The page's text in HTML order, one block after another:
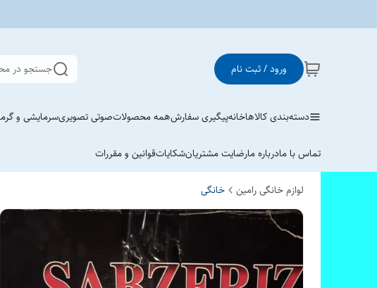
ورود / ثبت نام جستجو در
دسته‌بندی کالاهاخانهپیگیری سفارشهمه محصولاتصوتی تصویریسرمایشی و
تماس با مادرباره مارضایت مشتریانشکایاتقوانین و مقررات
لوازم خانگی رامین خانگی